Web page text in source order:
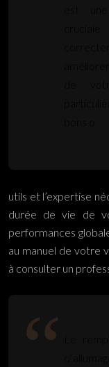
utils et l’expertise
durée de vie de
performances
au manuel de votre
à consulter un